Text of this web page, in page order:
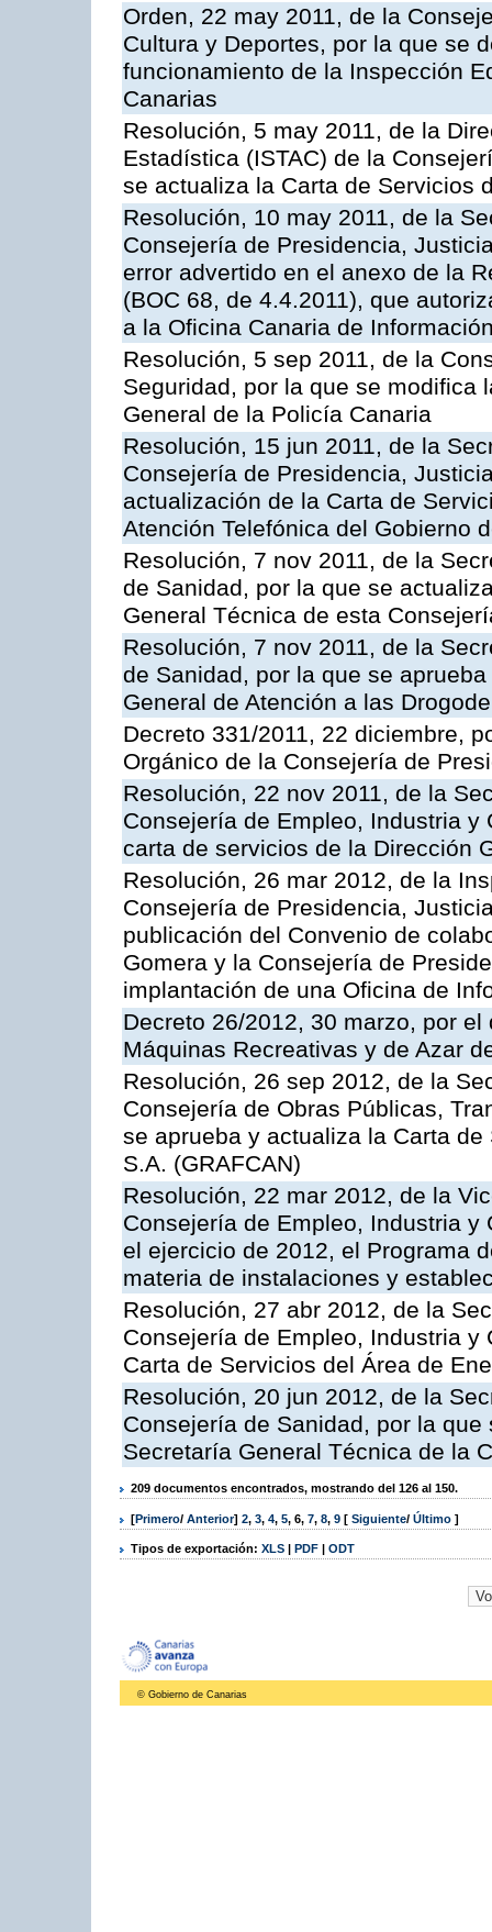
Orden, 22 may 2011, de la
Cultura y Deportes, por la que se
funcionamiento de la Inspección
Canarias
Resolución, 5 may 2011, de la
Estadística (ISTAC) de la
se actualiza la Carta de Servicios
Resolución, 10 may 2011, de la
Consejería de Presidencia,
error advertido en el anexo de la
(BOC 68, de 4.4.2011), que
a la Oficina Canaria de
Resolución, 5 sep 2011, de la
Seguridad, por la que se modifica
General de la Policía Canaria
Resolución, 15 jun 2011, de la
Consejería de Presidencia,
actualización de la Carta de
Atención Telefónica del Gobierno
Resolución, 7 nov 2011, de la
de Sanidad, por la que se
General Técnica de esta
Resolución, 7 nov 2011, de la
de Sanidad, por la que se
General de Atención a las
Decreto 331/2011, 22 diciembre,
Orgánico de la Consejería de
Resolución, 22 nov 2011, de la
Consejería de Empleo, Industria
carta de servicios de la Dirección
Resolución, 26 mar 2012, de la
Consejería de Presidencia,
publicación del Convenio de
Gomera y la Consejería de
implantación de una Oficina de
Decreto 26/2012, 30 marzo, por
Máquinas Recreativas y de Azar
Resolución, 26 sep 2012, de la
Consejería de Obras Públicas,
se aprueba y actualiza la Carta
S.A. (GRAFCAN)
Resolución, 22 mar 2012, de la
Consejería de Empleo, Industria
el ejercicio de 2012, el Programa
materia de instalaciones y
Resolución, 27 abr 2012, de la
Consejería de Empleo, Industria
Carta de Servicios del Área de
Resolución, 20 jun 2012, de la
Consejería de Sanidad, por la
Secretaría General Técnica de la
209 documentos encontrados, mostrando del 126 al 150.
[Primero/ Anterior] 2, 3, 4, 5, 6, 7, 8, 9 [ Siguiente/ Último ]
Tipos de exportación: XLS | PDF | ODT
© Gobierno de Canarias